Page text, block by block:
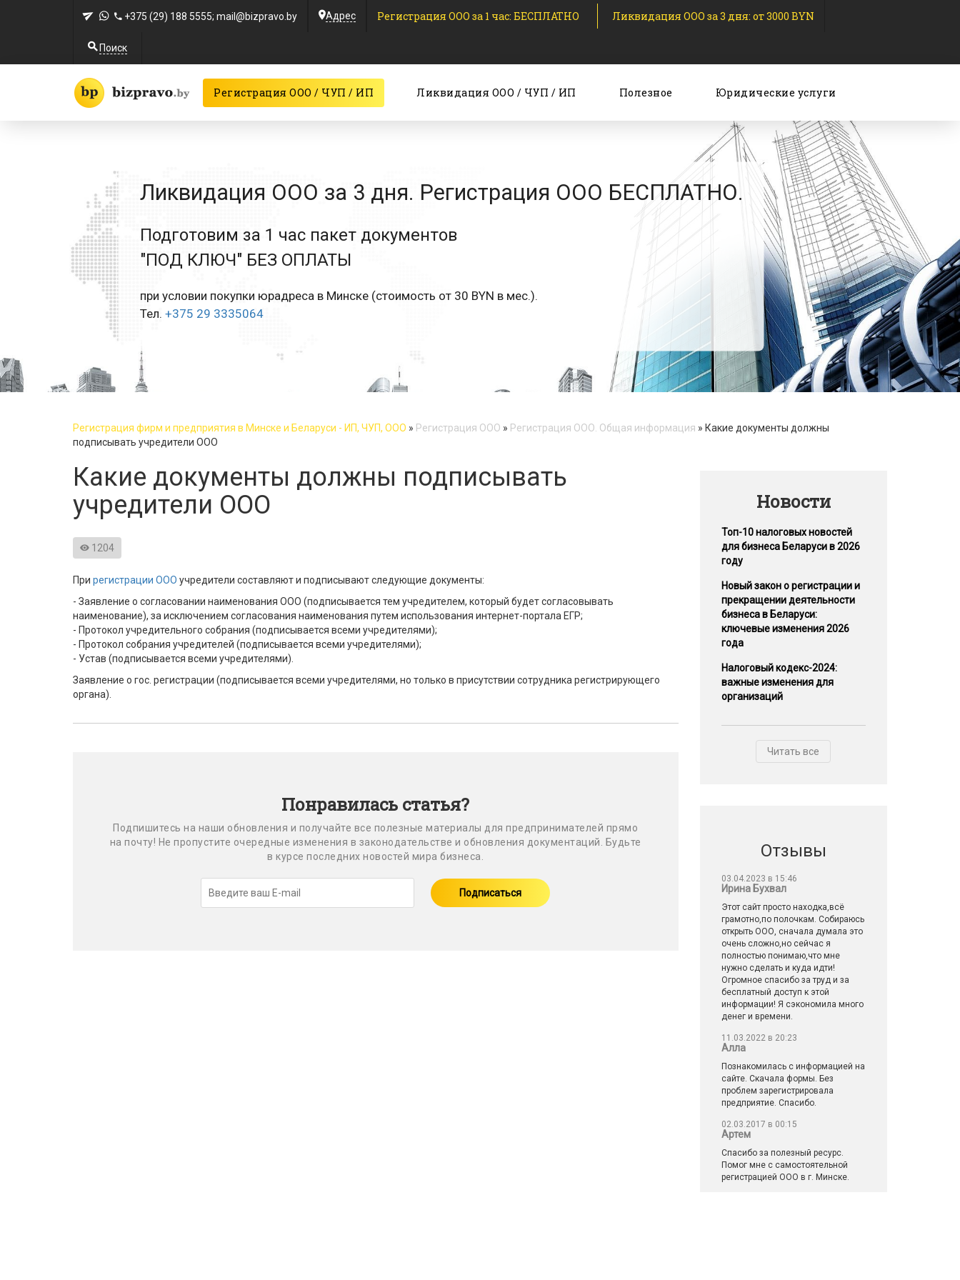
+375 (29) 188 5555; mail@bizpravo.by Адрес Регистрация ООО за 1 час: БЕСПЛАТНО Ликвидация ООО за 3 дня: от 3000 BYN
Поиск
Регистрация ООО / ЧУП / ИП Ликвидация ООО / ЧУП / ИП Полезное Юридические услуги
Ликвидация ООО за 3 дня. Регистрация ООО БЕСПЛАТНО.
Подготовим за 1 час пакет документов
"ПОД КЛЮЧ" БЕЗ ОПЛАТЫ
при условии покупки юрадреса в Минске (стоимость от 30 BYN в мес.).
Тел. +375 29 3335064
Регистрация фирм и предприятия в Минске и Беларуси - ИП, ЧУП, ООО » Регистрация ООО » Регистрация ООО. Общая информация » Какие документы должны
подписывать учредители ООО
Какие документы должны подписывать
учредители ООО
1204
При регистрации ООО учредители составляют и подписывают следующие документы:
- Заявление о согласовании наименования ООО (подписывается тем учредителем, который будет согласовывать
наименование), за исключением согласования наименования путем использования интернет-портала ЕГР;
- Протокол учредительного собрания (подписывается всеми учредителями);
- Протокол собрания учредителей (подписывается всеми учредителями);
- Устав (подписывается всеми учредителями).
Заявление о гос. регистрации (подписывается всеми учредителями, но только в присутствии сотрудника регистрирующего
органа).
Понравилась статья?
Подпишитесь на наши обновления и получайте все полезные материалы для предпринимателей прямо
на почту! Не пропустите очередные изменения в законодательстве и обновления документаций. Будьте
в курсе последних новостей мира бизнеса.
Новости
Топ-10 налоговых новостей
для бизнеса Беларуси в 2026
году
Новый закон о регистрации и
прекращении деятельности
бизнеса в Беларуси:
ключевые изменения 2026
года
Налоговый кодекс-2024:
важные изменения для
организаций
Читать все
Отзывы
03.04.2023 в 15:46
Ирина Бухвал
Этот сайт просто находка,всё
грамотно,по полочкам. Собираюсь
открыть ООО, сначала думала это
очень сложно,но сейчас я
полностью понимаю,что мне
нужно сделать и куда идти!
Огромное спасибо за труд и за
бесплатный доступ к этой
информации! Я сэкономила много
денег и времени.
11.03.2022 в 20:23
Алла
Познакомилась с информацией на
сайте. Скачала формы. Без
проблем зарегистрировала
предприятие. Спасибо.
02.03.2017 в 00:15
Артем
Спасибо за полезный ресурс.
Помог мне с самостоятельной
регистрацией ООО в г. Минске.